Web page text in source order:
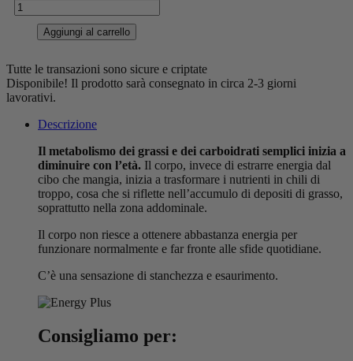
Aggiungi al carrello
Tutte le transazioni sono sicure e criptate
Disponibile! Il prodotto sarà consegnato in circa 2-3 giorni
lavorativi.
Descrizione
Il metabolismo dei grassi e dei carboidrati semplici inizia a
diminuire con l’età. Il corpo, invece di estrarre energia dal
cibo che mangia, inizia a trasformare i nutrienti in chili di
troppo, cosa che si riflette nell’accumulo di depositi di grasso,
soprattutto nella zona addominale.
Il corpo non riesce a ottenere abbastanza energia per
funzionare normalmente e far fronte alle sfide quotidiane.
C’è una sensazione di stanchezza e esaurimento.
Consigliamo per: